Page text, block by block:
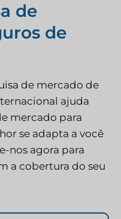
de
de
de mercado de
ajuda
mercado para
se adapta a você
nos agora para
a cobertura do seu